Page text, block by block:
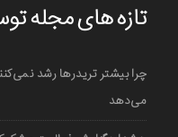
تازه های مجله
می‌دهد